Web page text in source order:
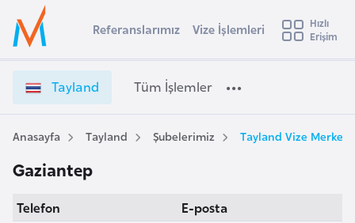
Ülke Seçimi
Başvuru yapmak istediğiniz ülkeyi seçin
Üye
Girişi
a
l
a
n
V
e
t
Referanslarımız Vize İşlemleri
Hızlı
Erişim
Tayland Tüm İşlemler
Anasayfa Tayland Şubelerimiz Tayland Vize
Gaziantep
Telefon
E-posta
s
t
r
a
v